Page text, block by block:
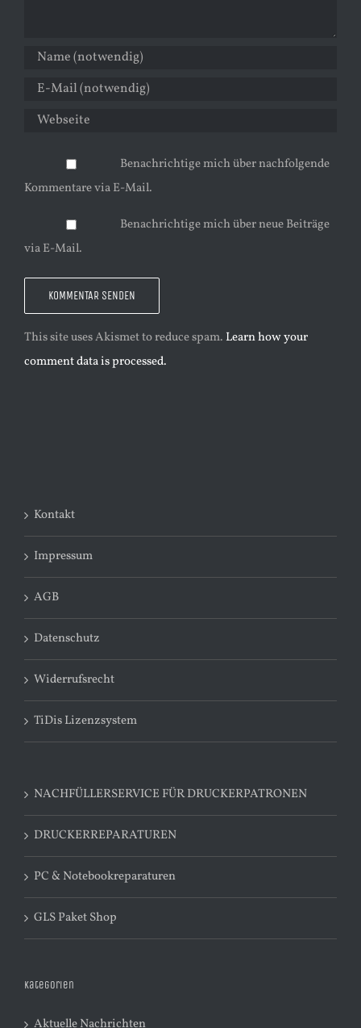
Benachrichtige mich über nachfolgende
Kommentare via E-Mail.
Benachrichtige mich über neue Beiträge
via E-Mail.
This site uses Akismet to reduce spam. Learn how your
comment data is processed.
Kontakt
Impressum
AGB
Datenschutz
Widerrufsrecht
TiDis Lizenzsystem
NACHFÜLLERSERVICE FÜR DRUCKERPATRONEN
DRUCKERREPARATUREN
PC & Notebookreparaturen
GLS Paket Shop
Kategorien
Aktuelle Nachrichten